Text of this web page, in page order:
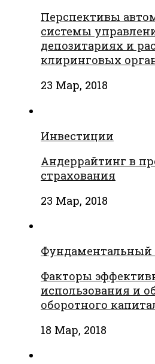
Перспективы
системы
депозитариях и
клиринговых
23 Мар, 2018
Инвестиции
Андеррайтинг в
страхования
23 Мар, 2018
Фундаментальный
Факторы
использования и
оборотного
18 Мар, 2018